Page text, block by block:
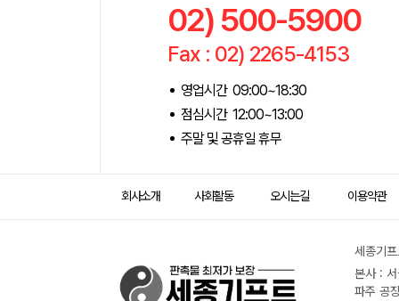
02) 500-5900
Fax : 02) 2265-4153
영업시간 09:00~18:30
점심시간 12:00~13:00
주말 및 공휴일 휴무
회사소개 사회활동 오시는길 이용약관
세종기
본사 :
파주 공